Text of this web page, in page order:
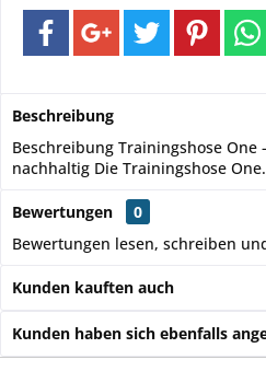
Beschreibung
Beschreibung Trainingshose
nachhaltig Die Trainingshose
Bewertungen
0
Bewertungen lesen, schreiben
Kunden kauften auch
Kunden haben sich ebenfalls